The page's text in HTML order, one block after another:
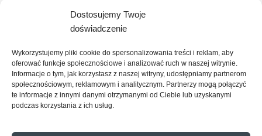
Dostosujemy Twoje
doświadczenie
Wykorzystujemy pliki cookie do spersonalizowania treści i reklam, aby
oferować funkcje społecznościowe i analizować ruch w naszej witrynie.
Informacje o tym, jak korzystasz z naszej witryny, udostępniamy partnerom
społecznościowym, reklamowym i analitycznym. Partnerzy mogą połączyć
te informacje z innymi danymi otrzymanymi od Ciebie lub uzyskanymi
podczas korzystania z ich usług.
NORW.19.01.04-14-0041/20-00. Celem i efektemjest uzyskanie nowego, konkurencyjnego
produktu - eko-klamki, zredukowanie ilości drewnopochodnych odpadów przez wtórne ich
oraz spoiwa o minimalnym wpływie na środowisko, co zbliży firmę do osiągnięcia statusu
"zero-waste organisation”. Dofinansowanie projektu z UE: 374 101,00 PLN (wysokość
wydatków całkowitych: 818 866, 10 PLN wysokość wydatków kwalifikowalnych: 689